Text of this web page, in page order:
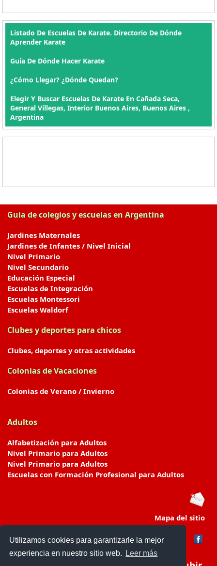
Utilizamos cookies para garantizarle la mejor
experiencia en nuestro sitio web.
Leer más
Listado De Escuelas De Karate. Directorio De Dónde
Aprender Karate
Guía De Dónde Hacer Karate
¿Cómo Llegar? ¿Dónde Quedan?
Elegir Y Buscar Escuelas De Karate En Cañada Seca,
General Villegas, Interior Buenos Aires, Buenos Aires ,
Argentina
Guia de colegios y escuelas en Argentina
Jardines Maternales
Jardines de Infantes / Nivel Inicial
Nivel Primario
Nivel Secundario
Educación Especial
Escuelas de Integración
Escuelas Montessori
Escuelas Waldorf
Clubes y deportes para chicos
Clubes, deportes y otras actividades
Colonias de Vacaciones
Colonias de Verano / Invierno
Adultos
Alfabetización para Adultos
Nivel Primario para Adultos
Nivel Primario para Adultos
Escuelas con Formación Profesional para Adultos
Mapa del sitio